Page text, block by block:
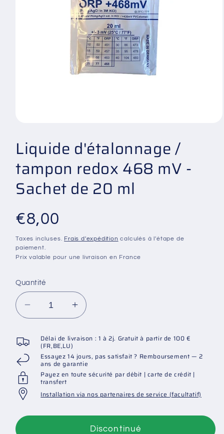
média
dans
une
fenêtre
Liquide d'étalonnage /
tampon redox 468 mV -
Sachet de 20 ml
Prix
habituel
€8,00
Taxes incluses. Frais d'expédition calculés à l'étape de
paiement.
Prix valable pour une livraison en France
Quantité
Réduire
la
quantité
de
Liquide
d&#39;étalonnage
/
tampon
468
Augmenter
la
quantité
Liquide
d&#39;étalonnage
tampon
468
Délai de livraison : 1 à 2j. Gratuit à partir de 100 €
(FR,BE,LU)
Essayez 14 jours, pas satisfait ? Remboursement — 2
ans de garantie
Payez en toute sécurité par débit | carte de crédit |
transfert
Installation via nos partenaires de service (facultatif)
Discontinué